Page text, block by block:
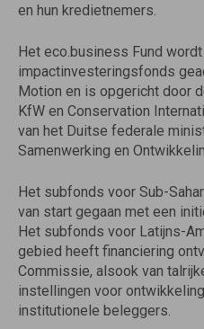
en hun kredietnemers.
Het eco.business Fund
impactinvesteringsfonds
Motion en is opgericht door
KfW en Conservation
van het Duitse federale
Samenwerking en
Het subfonds voor Sub-
van start gegaan met een
Het subfonds voor Latijns-
gebied heeft financiering
Commissie, alsook van
instellingen voor
institutionele beleggers.